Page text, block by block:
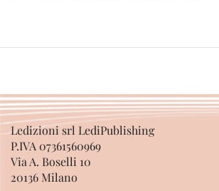
Ledizioni srl LediPublishing
P.IVA 07361560969
Via A. Boselli 10
20136 Milano